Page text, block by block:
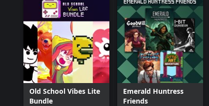
Old School Vibes Lite
Bundle
Emerald Huntress
Friends